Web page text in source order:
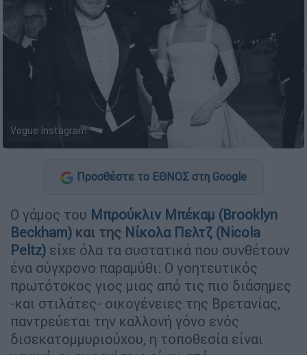
Vogue Instagram
Προσθέστε το ΕΘΝΟΣ στη Google
Ο γάμος του Μπρούκλιν Μπέκαμ (Brooklyn
Beckham) και της Νίκολα Πελτζ (Nicola
Peltz) είχε όλα τα συστατικά που συνθέτουν
ένα σύγχρονο παραμύθι: Ο γοητευτικός
πρωτότοκος γιος μιας από τις πιο διάσημες
-και στιλάτες- οικογένειες της Βρετανίας,
παντρεύεται την καλλονή γόνο ενός
δισεκατομμυριούχου, η τοποθεσία είναι